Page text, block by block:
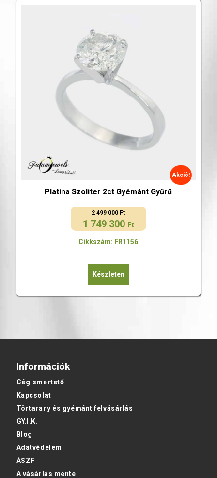
Platina Szoliter 2ct Gyémánt Gyűrű
2 499 000Ft
Original
was:
499
1 749 300 Ft
Current
is:
749
Akció!
Cikkszám: FR1156
Készleten
Információk
Cégismertető
Kapcsolat
Törtarany és gyémánt felvásárlás
GY.I.K.
Blog
Adatvédelem
ÁSZF
A vásárlás mente